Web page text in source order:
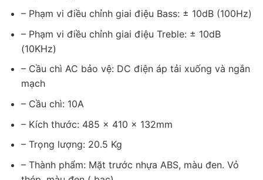
– Phạm vi điều chỉnh giai điệu Bass: ± 10dB (100Hz)
– Phạm vi điều chỉnh giai điệu Treble: ± 10dB
(10KHz)
– Cầu chì AC bảo vệ: DC điện áp tải xuống và ngắn
mạch
– Cầu chì: 10A
– Kích thước: 485 × 410 × 132mm
– Trọng lượng: 20.5 Kg
– Thành phẩm: Mặt trước nhựa ABS, màu đen. Vỏ